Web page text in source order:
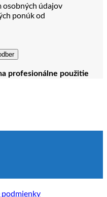
osobných údajov
ponúk od
profesionálne použitie
podmienky